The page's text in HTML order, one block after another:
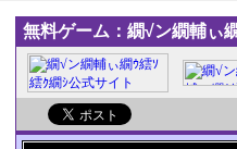
無料ゲーム：繝√ン繝輔ぃ